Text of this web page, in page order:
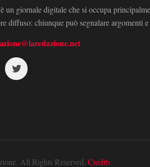
un giornale digitale che si occupa
diffuso: chiunque può segnalare argomenti
All Rights Reserved. Credits